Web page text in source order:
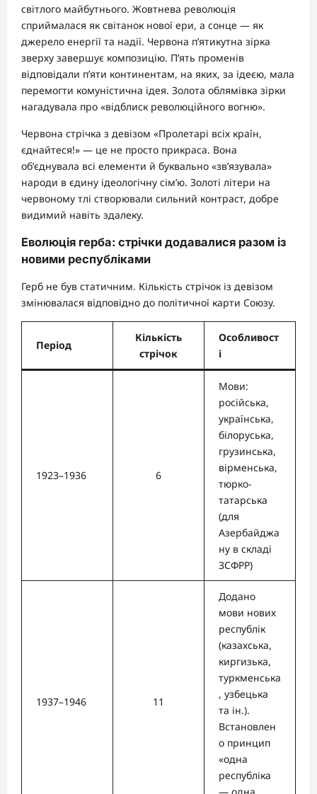
світлого майбутнього. Жовтнева революція
сприймалася як світанок нової ери, а сонце — як
джерело енергії та надії. Червона п’ятикутна зірка
зверху завершує композицію. П’ять променів
відповідали п’яти континентам, на яких, за ідеєю, мала
перемогти комуністична ідея. Золота облямівка зірки
нагадувала про «відблиск революційного вогню».
Червона стрічка з девізом «Пролетарі всіх країн,
єднайтеся!» — це не просто прикраса. Вона
об’єднувала всі елементи й буквально «зв’язувала»
народи в єдину ідеологічну сім’ю. Золоті літери на
червоному тлі створювали сильний контраст, добре
видимий навіть здалеку.
Еволюція герба: стрічки додавалися разом із
новими республіками
Герб не був статичним. Кількість стрічок із девізом
змінювалася відповідно до політичної карти Союзу.
Період
Кількість
стрічок
Особливост
і
1923–1936 6
Мови:
російська,
українська,
білоруська,
грузинська,
вірменська,
тюрко-
татарська
(для
Азербайджа
ну в складі
ЗСФРР)
1937–1946 11
Додано
мови нових
республік
(казахська,
киргизька,
туркменська
, узбецька
та ін.).
Встановлен
о принцип
«одна
республіка
— одна